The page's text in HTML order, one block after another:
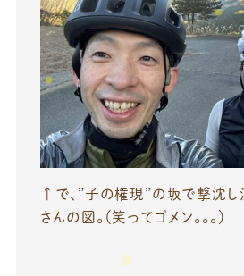
↑で、”子の権現”の坂で撃沈
さんの図。（笑ってゴメン。。。）